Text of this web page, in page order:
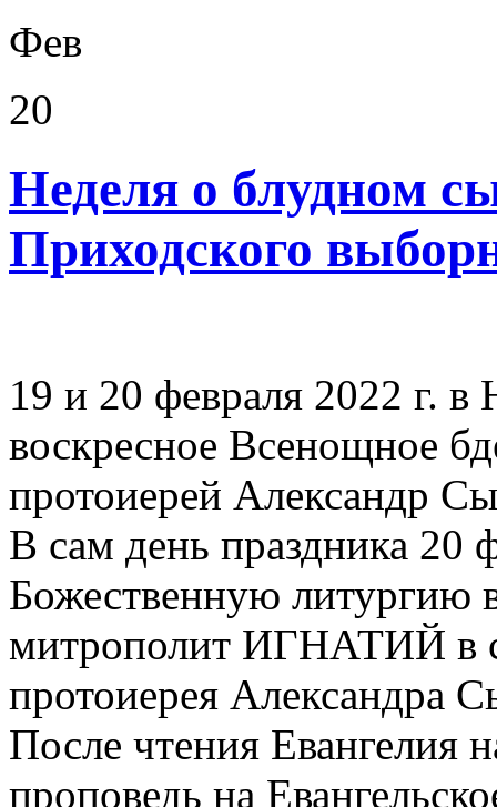
Фев
20
Неделя о блудном
Приходского
19 и 20 февраля 2022 г.
воскресное Всенощное
протоиерей Александр
В сам день праздника 20
Божественную литургию
митрополит ИГНАТИЙ в
протоиерея Александра
После чтения Евангелия
проповедь на